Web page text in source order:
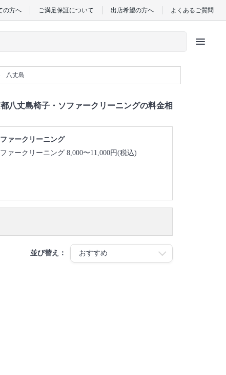
の方へ ご満足保証について 出店希望の方へ よくあるご質問
menu
八丈島
八丈島椅子・ソファークリーニングの料金相
ァークリーニング
ァークリーニング 8,000〜11,000円(税込)
並び替え：